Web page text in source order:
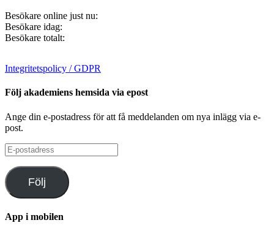
Besökare online just nu:
Besökare idag:
Besökare totalt:
Integritetspolicy / GDPR
Följ akademiens hemsida via epost
Ange din e-postadress för att få meddelanden om nya inlägg via e-
post.
E-
postadress
Följ
App i mobilen